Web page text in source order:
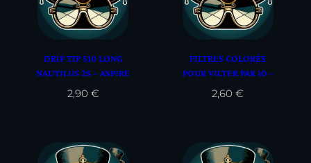
DRIP TIP 510 LONG
NAUTILUS 2S – ASPIRE
2,90 €
FILTRES COLORÉS
POUR VILTER PAR 10 –
ASPIRE
2,60€